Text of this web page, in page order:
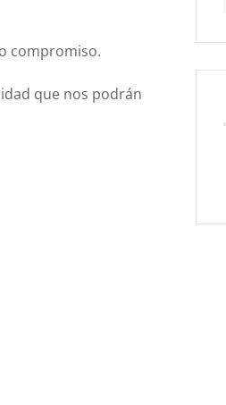
compromiso.
que nos podrán